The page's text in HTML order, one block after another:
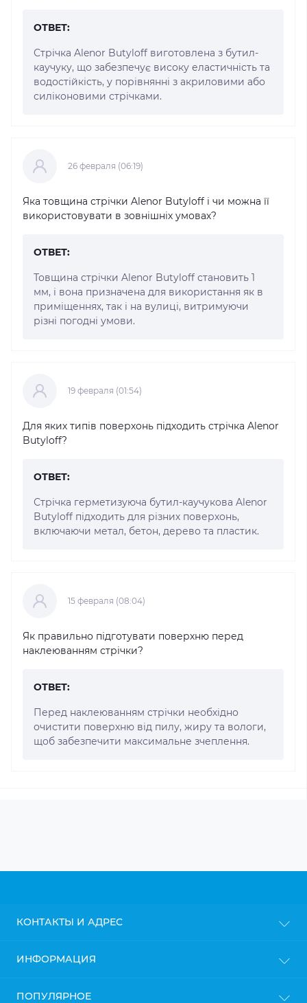
ОТВЕТ:
Стрічка Alenor Butyloff виготовлена з бутил-
каучуку, що забезпечує високу еластичність та
водостійкість, у порівнянні з акриловими або
силіконовими стрічками.
26 февраля (06:19)
Яка товщина стрічки Alenor Butyloff і чи можна її
використовувати в зовнішніх умовах?
ОТВЕТ:
Товщина стрічки Alenor Butyloff становить 1
мм, і вона призначена для використання як в
приміщеннях, так і на вулиці, витримуючи
різні погодні умови.
19 февраля (01:54)
Для яких типів поверхонь підходить стрічка Alenor
Butyloff?
ОТВЕТ:
Стрічка герметизуюча бутил-каучукова Alenor
Butyloff підходить для різних поверхонь,
включаючи метал, бетон, дерево та пластик.
15 февраля (08:04)
Як правильно підготувати поверхню перед
наклеюванням стрічки?
ОТВЕТ:
Перед наклеюванням стрічки необхідно
очистити поверхню від пилу, жиру та вологи,
щоб забезпечити максимальне зчеплення.
КОНТАКТЫ И АДРЕС
Пн-Пт: с 9до 18
ИНФОРМАЦИЯ
ПОПУЛЯРНОЕ